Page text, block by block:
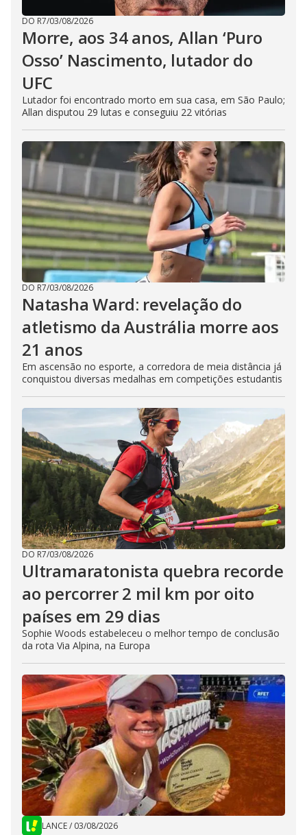
DO R7/03/08/2026
Morre, aos 34 anos, Allan ‘Puro
Osso’ Nascimento, lutador do
UFC
Lutador foi encontrado morto em sua casa, em São Paulo;
Allan disputou 29 lutas e conseguiu 22 vitórias
DO R7/03/08/2026
Natasha Ward: revelação do
atletismo da Austrália morre aos
21 anos
Em ascensão no esporte, a corredora de meia distância já
conquistou diversas medalhas em competições estudantis
DO R7/03/08/2026
Ultramaratonista quebra recorde
ao percorrer 2 mil km por oito
países em 29 dias
Sophie Woods estabeleceu o melhor tempo de conclusão
da rota Via Alpina, na Europa
LANCE/ 03/08/2026